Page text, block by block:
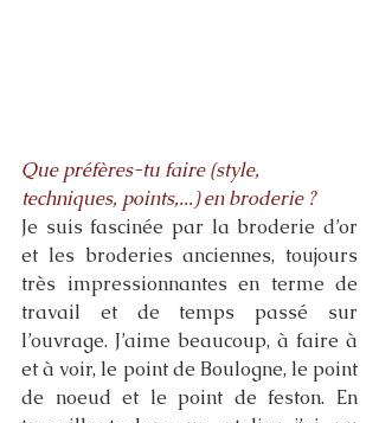
Que préfères-tu faire (style,
techniques, points,...) en broderie ?
Je suis fascinée par la broderie d’or
et les broderies anciennes, toujours
très impressionnantes en terme de
travail et de temps passé sur
l’ouvrage. J’aime beaucoup, à faire à
et à voir, le point de Boulogne, le point
de noeud et le point de feston. En